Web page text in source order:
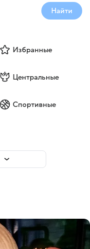
Найти
Избранные
Центральные
Спортивные